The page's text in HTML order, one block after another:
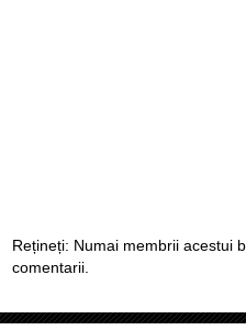
Rețineți: Numai membrii acestui
comentarii.